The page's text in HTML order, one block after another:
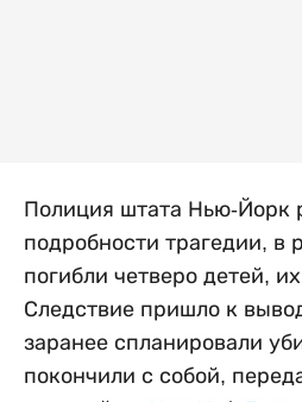
Полиция штата Нью-Йорк
подробности трагедии, в
погибли четверо детей,
Следствие пришло к
заранее спланировали
покончили с собой,